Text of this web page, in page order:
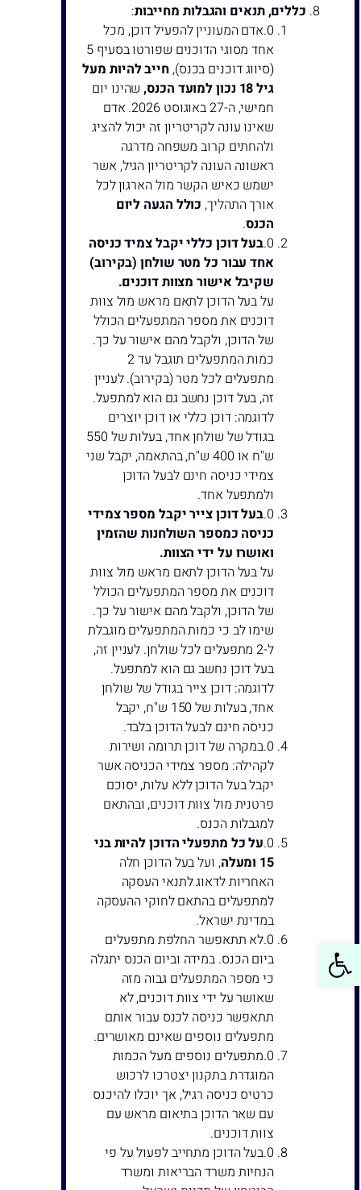
פתח סרגל נגישות
כללים, תנאים והגבלות מחייבות:
אדם המעוניין להפעיל דוכן, מכל
אחד מסוגי הדוכנים שפורטו בסעיף 5
(סיווג דוכנים בכנס), חייב להיות מעל
גיל 18 נכון למועד הכנס,
שהינו יום
חמישי, ה-27 באוגוסט 2026. אדם
שאינו עונה לקריטריון זה יכול להציג
ולהחתים קרוב משפחה מדרגה
ראשונה העונה לקריטריון הגיל, אשר
ישמש כאיש הקשר מול הארגון לכל
אורך התהליך, כולל הגעה ליום
הכנס.
בעל דוכן כללי יקבל צמיד כניסה
אחד עבור כל מטר שולחן (בקירוב)
שקיבל אישור מצוות דוכנים.
על בעל הדוכן לתאם מראש מול צוות
דוכנים את מספר המתפעלים הכולל
של הדוכן, ולקבל מהם אישור על כך.
כמות המתפעלים תוגבל עד 2
מתפעלים לכל מטר (בקירוב). לעניין
זה, בעל דוכן נחשב גם הוא למתפעל.
לדוגמה: דוכן כללי או דוכן יוצרים
בגודל של שולחן אחד, בעלות של 550
ש"ח או 400 ש"ח, בהתאמה, יקבל שני
צמידי כניסה חינם לבעל הדוכן
ולמתפעל אחד.
בעל דוכן צייר יקבל מספר צמידי
כניסה כמספר השולחנות שהזמין
ואושרו על ידי הצוות.
על בעל הדוכן לתאם מראש מול צוות
דוכנים את מספר המתפעלים הכולל
של הדוכן, ולקבל מהם אישור על כך.
שימו לב כי כמות המתפעלים מוגבלת
ל-2 מתפעלים לכל שולחן. לעניין זה,
בעל דוכן נחשב גם הוא למתפעל.
לדוגמה: דוכן צייר בגודל של שולחן
אחד, בעלות של 150 ש"ח, יקבל
כניסה חינם לבעל הדוכן בלבד.
במקרה של דוכן תרומה ושירות
לקהילה: מספר צמידי הכניסה אשר
יקבל בעל הדוכן ללא עלות, יסוכם
פרטנית מול צוות דוכנים, ובהתאם
למגבלות הכנס.
על כל מתפעלי הדוכן להיות בני
15 ומעלה
, ועל בעל הדוכן חלה
האחריות לדאוג לתנאי העסקה
למתפעלים בהתאם לחוקי ההעסקה
במדינת ישראל.
לא תתאפשר החלפת מתפעלים
ביום הכנס. במידה וביום הכנס יתגלה
כי מספר המתפעלים גבוה מזה
שאושר על ידי צוות דוכנים, לא
תתאפשר כניסה לכנס עבור אותם
מתפעלים נוספים שאינם מאושרים.
מתפעלים נוספים מעל הכמות
המוגדרת בתקנון יצטרכו לרכוש
כרטיס כניסה רגיל, אך יוכלו להיכנס
עם שאר הדוכן בתיאום מראש עם
צוות דוכנים.
בעל הדוכן מתחייב לפעול על פי
הנחיות משרד הבריאות ומשרד